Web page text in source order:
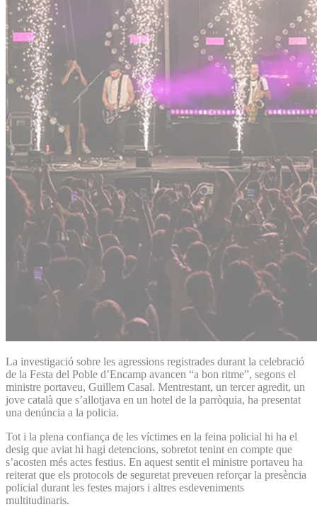
La investigació sobre les agressions registrades durant la celebració
de la Festa del Poble d’Encamp avancen “a bon ritme”, segons el
ministre portaveu, Guillem Casal. Mentrestant, un tercer agredit, un
jove català que s’allotjava en un hotel de la parròquia, ha presentat
una denúncia a la policia.
Tot i la plena confiança de les víctimes en la feina policial hi ha el
desig que aviat hi hagi detencions, sobretot tenint en compte que
s’acosten més actes festius. En aquest sentit el ministre portaveu ha
reiterat que els protocols de seguretat preveuen reforçar la presència
policial durant les festes majors i altres esdeveniments
multitudinaris.